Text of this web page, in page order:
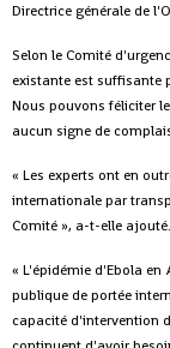
Directrice générale de
Selon le Comité
existante est suffisante
Nous pouvons féliciter
aucun signe de
« Les experts ont en
internationale par
Comité », a-t-elle ajouté.
« L'épidémie d'Ebola
publique de portée
capacité d'intervention